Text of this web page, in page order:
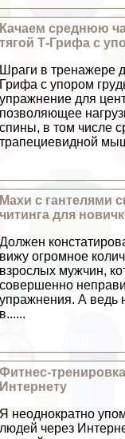
Качаем среднюю
тягой Т-Грифа с
Шраги в тренажере
Грифа с упором
упражнение для
позволяющее
спины, в том числе
трапециевидной
Махи с гантелями
читинга для
Должен
вижу огромное
взрослых мужчин,
совершенно
упражнения. А ведь
в......
Фитнес-
Интернету
Я неоднократно
людей через